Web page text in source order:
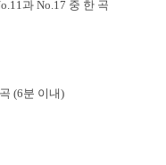
과 No.17 중 한 곡
곡 (6분 이내)